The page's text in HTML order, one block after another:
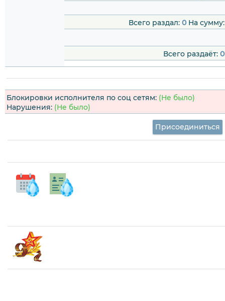
Всего раздал: 0На
Всего раздаёт: 0
Блокировки исполнителя по соц сетям: (Не было)
Нарушения: (Не было)
Присоединиться